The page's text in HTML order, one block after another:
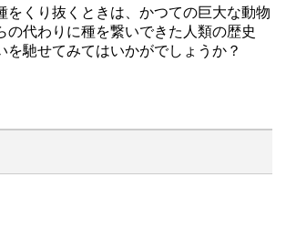
をくり抜くときは、かつての巨大な動物
の代わりに種を繋いできた人類の歴史
を馳せてみてはいかがでしょうか？